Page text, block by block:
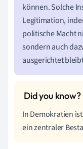
können. Solche
Legitimation,
politische Macht
sondern auch
ausgerichtet
In Demokratien
ein zentraler